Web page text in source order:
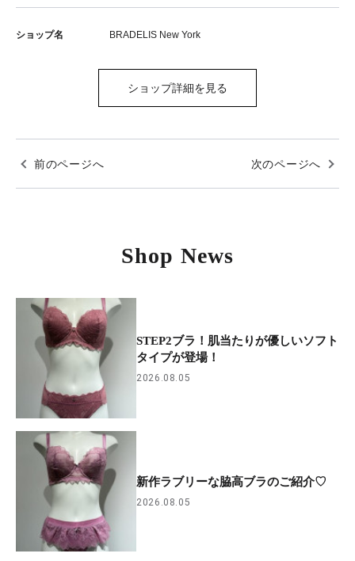
ショップ名 BRADELIS New York
ショップ詳細を見る
前のページへ 次のページへ
Shop News
STEP2ブラ！肌当たりが優しいソフト
タイプが登場！
2026.08.05
新作ラブリーな脇高ブラのご紹介♡
2026.08.05